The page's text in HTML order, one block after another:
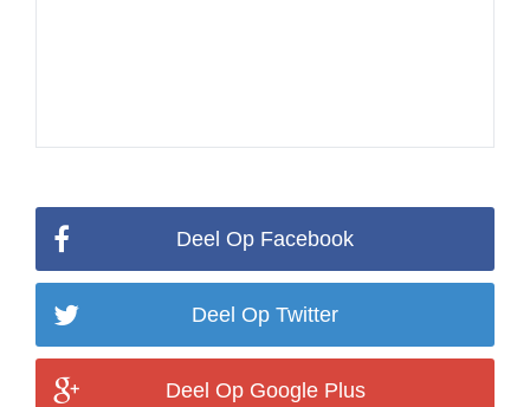
Deel Op Facebook
Deel Op Twitter
Deel Op Google Plus